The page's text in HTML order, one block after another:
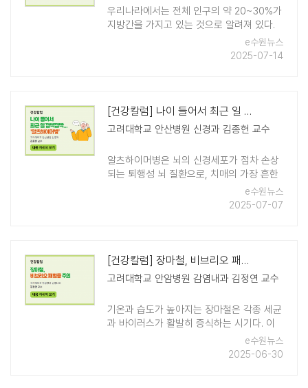
우리나라에서는 전체 인구의 약 20~30%가
지방간을 가지고 있는 것으로 알려져 있다.
건강검진에서 간 기능 이상이 발견되었다면
지방간을 의심해볼 필요가 있다. 하지만 인
e수원뉴스
2025-07-14
[건강칼럼] 나이 들어서 최근 일 깜빡깜빡... '알츠하이머병'
고려대학교 안산병원 신경과 김종헌 교수
알츠하이머병은 뇌의 신경세포가 점차 손상
되는 퇴행성 뇌 질환으로, 치매의 가장 흔한
원인이다. 전체 치매 환자의 약 50~70%가
알츠하이머병을 앓고 있는 것으로 알려져 있
e수원뉴스
2025-07-07
[건강칼럼] 장마철, 비브리오 패혈증 주의
고려대학교 안암병원 감염내과 김정연 교수
기온과 습도가 높아지는 장마철은 각종 세균
과 바이러스가 활발히 증식하는 시기다. 이
로 인해 식중독, 장염과 같은 소화기 질환이
증가할 뿐 아니라, 해수 온도 상승으로 인해
e수원뉴스
2025-06-30